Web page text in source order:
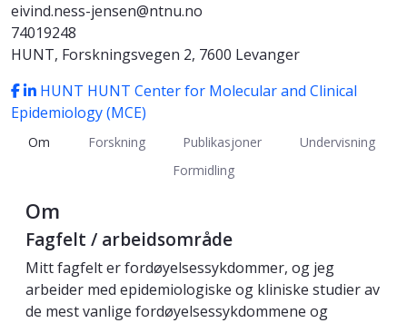
eivind.ness-jensen@ntnu.no
74019248
HUNT, Forskningsvegen 2, 7600 Levanger
HUNT HUNT Center for Molecular and Clinical
Epidemiology (MCE)
Om Forskning Publikasjoner
Undervisning
Formidling
Om
Fagfelt / arbeidsområde
Mitt fagfelt er fordøyelsessykdommer, og jeg
arbeider med epidemiologiske og kliniske studier av
de mest vanlige fordøyelsessykdommene og